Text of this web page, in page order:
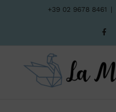
+39 02 9678 8461